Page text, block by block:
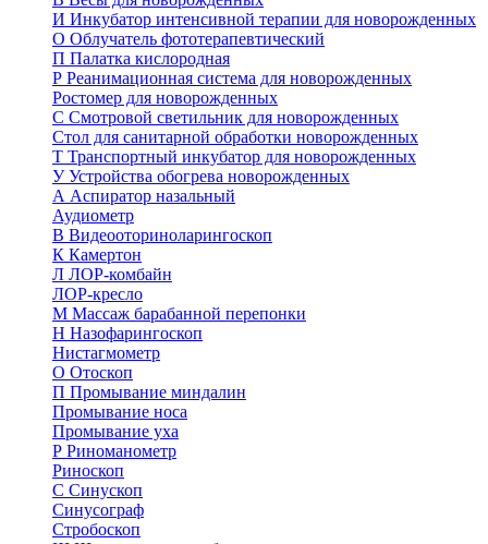
И Инкубатор интенсивной терапии для новорожденных
О Облучатель фототерапевтический
П Палатка кислородная
Р Реанимационная система для новорожденных
Ростомер для новорожденных
С Смотровой светильник для новорожденных
Стол для санитарной обработки новорожденных
Т Транспортный инкубатор для новорожденных
УУстройства обогрева новорожденных
А Аспиратор назальный
Аудиометр
В Видеооториноларингоскоп
К Камертон
Л ЛОР-комбайн
ЛОР-кресло
М Массаж барабанной перепонки
Н Назофарингоскоп
Нистагмометр
О Отоскоп
П Промывание миндалин
Промывание носа
Промывание уха
Р Риноманометр
Риноскоп
С Синускоп
Синусограф
Стробоскоп